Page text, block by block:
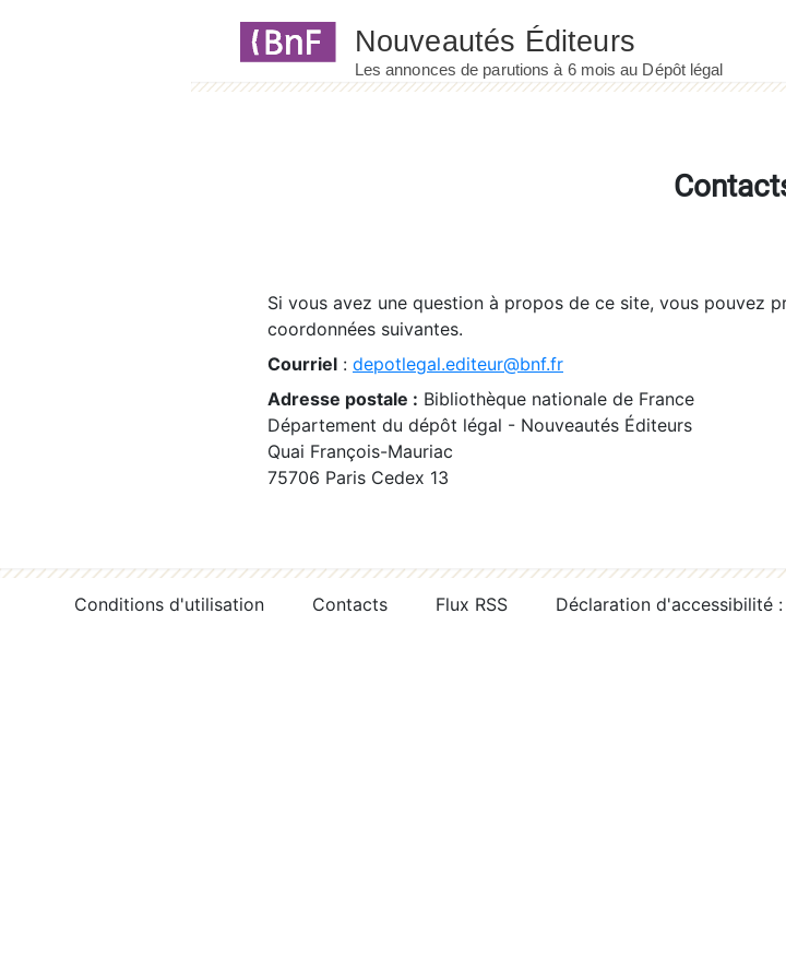
Si vous avez une question à propos de ce site, vous pouvez
coordonnées suivantes.
Courriel : depotlegal.editeur@bnf.fr
Adresse postale : Bibliothèque nationale de France
Département du dépôt légal - Nouveautés Éditeurs
Quai François-Mauriac
75706 Paris Cedex 13
Conditions d'utilisation Contacts Flux RSS Déclaration d'accessibilité